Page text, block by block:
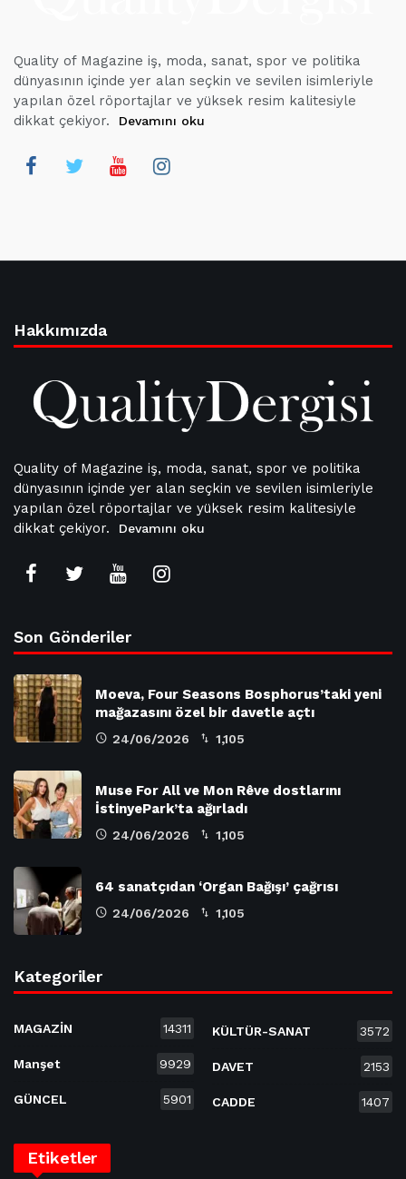
Quality of Magazine iş, moda, sanat, spor ve politika
dünyasının içinde yer alan seçkin ve sevilen isimleriyle
yapılan özel röportajlar ve yüksek resim kalitesiyle
dikkat çekiyor.
Devamını oku
Hakkımızda
Quality of Magazine iş, moda, sanat, spor ve politika
dünyasının içinde yer alan seçkin ve sevilen isimleriyle
yapılan özel röportajlar ve yüksek resim kalitesiyle
dikkat çekiyor.
Devamını oku
Son Gönderiler
Moeva, Four Seasons Bosphorus’taki yeni
mağazasını özel bir davetle açtı
24/06/2026 1,105
Muse For All ve Mon Rêve dostlarını
İstinyePark’ta ağırladı
24/06/2026 1,105
64 sanatçıdan ‘Organ Bağışı’ çağrısı
24/06/2026 1,105
Kategoriler
MAGAZİN 14311
Manşet 9929
GÜNCEL 5901
KÜLTÜR-SANAT 3572
DAVET 2153
CADDE 1407
Etiketler